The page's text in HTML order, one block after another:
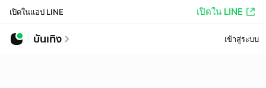
เปิดในแอป LINE เปิดใน LINE
บันเทิง เข้าสู่ระบบ